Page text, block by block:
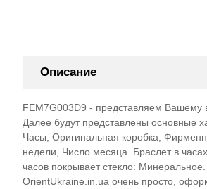
Описание
FEM7G003D9 - представляем Вашему
Далее будут представлены основные
Часы, Оригинальная коробка,
недели, Число месяца. Браслет в
часов покрывает стекло:
OrientUkraine.in.ua очень просто,